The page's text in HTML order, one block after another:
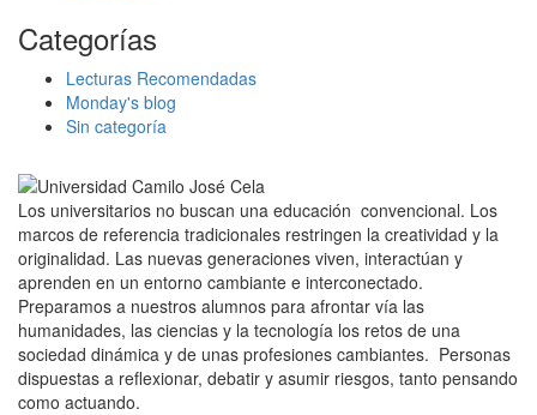
Categorías
Lecturas Recomendadas
Monday's blog
Sin categoría
Los universitarios no buscan una educación convencional. Los
marcos de referencia tradicionales restringen la creatividad y la
originalidad. Las nuevas generaciones viven, interactúan y
aprenden en un entorno cambiante e interconectado.
Preparamos a nuestros alumnos para afrontar vía las
humanidades, las ciencias y la tecnología los retos de una
sociedad dinámica y de unas profesiones cambiantes. Personas
dispuestas a reflexionar, debatir y asumir riesgos, tanto pensando
como actuando.